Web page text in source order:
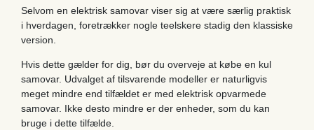
Selvom en elektrisk samovar viser sig at være særlig praktisk
i hverdagen, foretrækker nogle teelskere stadig den klassiske
version.
Hvis dette gælder for dig, bør du overveje at købe en kul
samovar. Udvalget af tilsvarende modeller er naturligvis
meget mindre end tilfældet er med elektrisk opvarmede
samovar. Ikke desto mindre er der enheder, som du kan
bruge i dette tilfælde.